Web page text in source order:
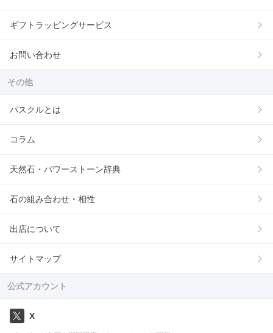
ギフトラッピングサービス
お問い合わせ
その他
パスクルとは
コラム
天然石・パワーストーン辞典
石の組み合わせ・相性
出店について
サイトマップ
公式アカウント
X